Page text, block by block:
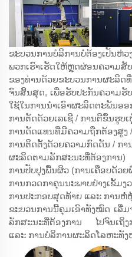
ຂະບວນການບໍລິການບໍ່ຕ້ອງເປັນຫ່ວ
ພວກເຮົາເຮັດໃຫ້ຫຼຸດຜ່ອນຄວາມ
ຂອງທ່ານດ້ວຍຂະບວນການຜະລິດ
ຈົນສິ້ນສຸດ, ເພື່ອຮັບປະກັນຄວາມຮັ
ໃຊ້ໃນການນຳເອົາຜະລິດຕະພັນອ
ການຕັດດ້ວຍເລເຊີ / ການຕີຂຶ້ນຮູບ
ການດັດແທນທີ່ມີຄວາມຖືກຕ້ອງສູງ
ການຕິດຕັ້ງດ້ວຍຄວາມກົດດັນ / ກາ
ຜະລິດຕາມລັກສະນະທີ່ຕ້ອງການ)
ການປັບປຸງພື້ນຜິວ (ການເຄືອບດ້ວຍ
ການກວດກາຄຸນນະພາບຢ່າງເຂັ້ມງ
ການປະກອບສຸດທ້າຍ ແລະ ການຫໍ່
ຂະບວນການນີ້ຄຸມເອົາທັງໝົດ ເລີ່
ລັກສະນະທີ່ຕ້ອງການ ໄປຈົນເຖິງ
ແລະ ການບໍລິການຜະລິດໂລຫະທັ